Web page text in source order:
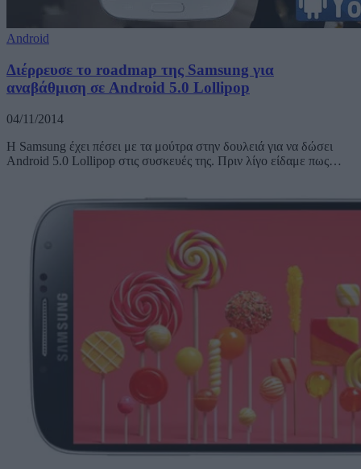
Android
Διέρρευσε το roadmap της Samsung για
αναβάθμιση σε Android 5.0 Lollipop
04/11/2014
Η Samsung έχει πέσει με τα μούτρα στην δουλειά για να δώσει
Android 5.0 Lollipop στις συσκευές της. Πριν λίγο είδαμε πως…